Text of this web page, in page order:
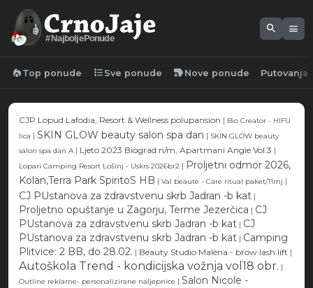
#NajboljePonude
search menu
local_fire_department Top ponude format_list_bulleted Sve ponude new_label Nove ponude Putovanja
CJP Lopud Lafodia, Resort & Wellness polupansion | Bio Creator - HIFU
lica | SKIN GLOW beauty salon spa dan | SKIN GLOW beauty
salon spa dan A | Ljeto 2023 Biograd n/m, Apartmani Angie Vol.3 |
Lopari Camping Resort Lošinj - Uskrs 2026br2 | Proljetni odmor 2026,
Kolan,Terra Park SpiritoS HB | Val beaute - Care ritual paket/11mj |
CJ PUstanova za zdravstvenu skrb Jadran -b kat |
Proljetno opuštanje u Zagorju, Terme Jezerčica | CJ
PUstanova za zdravstvenu skrb Jadran -b kat | CJ
PUstanova za zdravstvenu skrb Jadran -b kat | Camping
Plitvice: 2 BB, do 28.02. | Beauty Studio Malèna - brow lash lift |
Autoškola Trend - kondicijska vožnja vol18 obr. |
Outline reklame- personalizirane naljepnice | Salon Nicole -